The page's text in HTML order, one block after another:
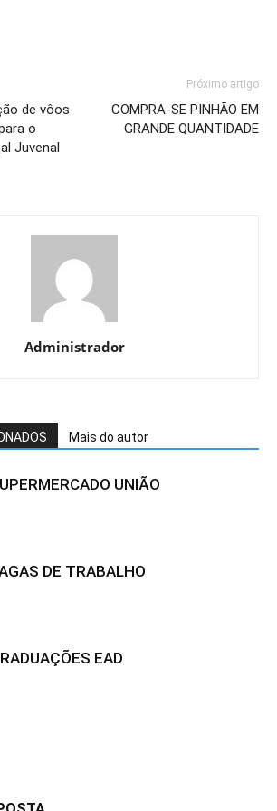
de vôos
o
Juvenal
Próximo artigo
COMPRA-SE PINHÃO EM
GRANDE QUANTIDADE
Administrador
Mais do autor
UNIÃO
DE TRABALHO
EAD